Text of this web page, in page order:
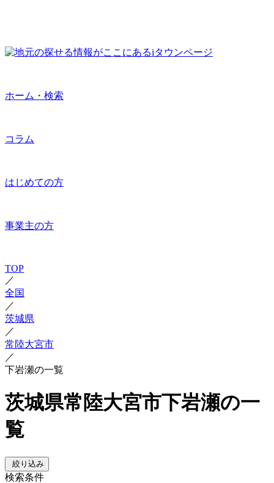
ホーム・検索
コラム
はじめての方
事業主の方
TOP
／
全国
／
茨城県
／
常陸大宮市
／
下岩瀬の一覧
茨城県常陸大宮市下岩瀬の一
覧
絞り込み
検索条件